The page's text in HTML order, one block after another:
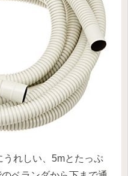
れしい、5mとたっぷ